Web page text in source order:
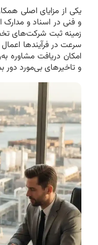
زمینه ثبت شرکت‌های
سرعت در فرآیندها
امکان دریافت مشاوره
و تاخیرهای بی‌مورد دور